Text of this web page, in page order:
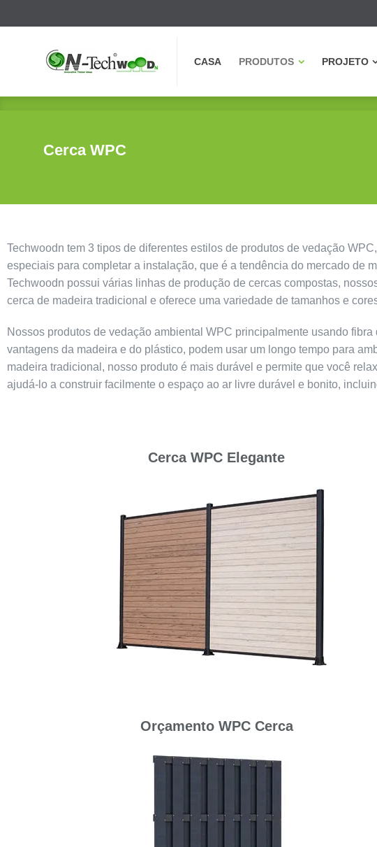
CASA PRODUTOS PROJETO
Cerca WPC
Techwoodn tem 3 tipos de diferentes estilos de produtos de vedação
especiais para completar a instalação, que é a tendência do mercado de
Techwoodn possui várias linhas de produção de cercas compostas,
cerca de madeira tradicional e oferece uma variedade de tamanhos e
Nossos produtos de vedação ambiental WPC principalmente usando
vantagens da madeira e do plástico, podem usar um longo tempo para
madeira tradicional, nosso produto é mais durável e permite que você
ajudá-lo a construir facilmente o espaço ao ar livre durável e bonito,
Cerca WPC Elegante
Orçamento WPC Cerca